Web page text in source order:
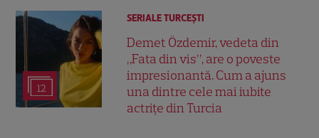
12
SERIALE TURCEŞTI
Demet Özdemir, vedeta din
„Fata din vis”, are o poveste
impresionantă. Cum a ajuns
una dintre cele mai iubite
actrițe din Turcia